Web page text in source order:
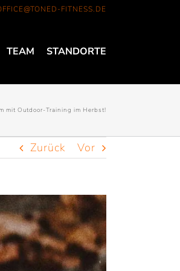
FITNESS.DE
TEAM STANDORTE
mit Outdoor-Training im Herbst!
Zurück Vor